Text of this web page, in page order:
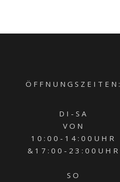
Ö F F N U N G S Z E I T E N :
D I - S A
V O N
1 0 : 0 0 - 1 4 : 0 0 U H R
& 1 7 : 0 0 - 2 3 : 0 0 U H R
S O